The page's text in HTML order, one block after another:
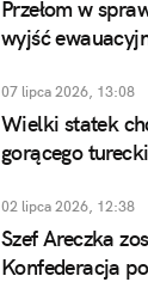
Przełom w
wyjść
07 lipca 2026, 13:08
Wielki statek
gorącego
02 lipca 2026, 12:38
Szef Areczka
Konfederacja